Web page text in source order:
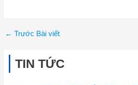
← Trước Bài viết
TIN TỨC